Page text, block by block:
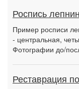
Роспись
Пример росписи
- центральная,
Фотографии до/
Реставрация